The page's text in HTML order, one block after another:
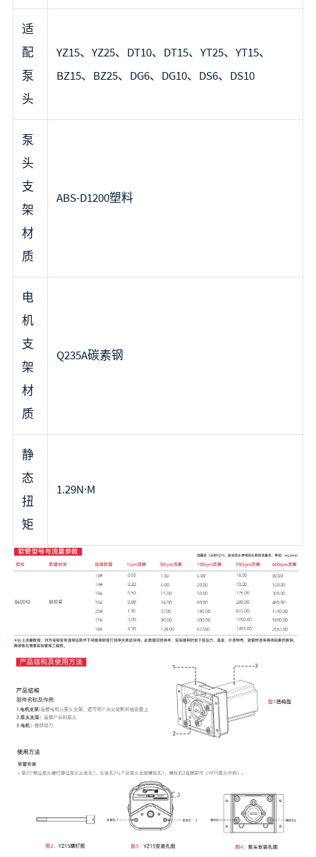
适
配
泵
头
YZ15、YZ25、DT10、DT15、YT25、YT15、
BZ15、BZ25、DG6、DG10、DS6、DS10
泵
头
支
架
材
质
ABS-D1200塑料
电
机
支
架
材
质
Q235A碳素钢
静
态
扭
矩
1.29N·M